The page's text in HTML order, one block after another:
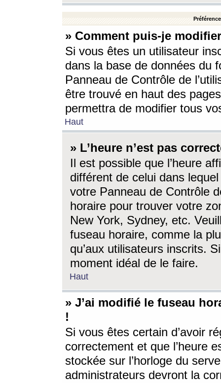
» Comment puis-je
Si vous êtes un utilisateur
dans la base de données du
Panneau de Contrôle de
être trouvé en haut des
permettra de modifier tous
Haut
» L’heure n’est pas
Il est possible que l’heure
différent de celui dans
votre Panneau de Contrôle
horaire pour trouver votre
New York, Sydney, etc.
fuseau horaire, comme la
qu’aux utilisateurs inscrits.
moment idéal de le faire.
Haut
» J’ai modifié le fuseau
!
Si vous êtes certain d’avoir
correctement et que l’heure
stockée sur l’horloge du
administrateurs devront la